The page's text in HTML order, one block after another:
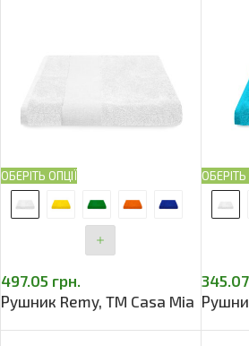
ОБЕРІТЬ ОПЦІЇ
497.05 грн.
Рушник Remy, TM Casa Mia
ОБЕРІТЬ
345.07